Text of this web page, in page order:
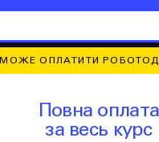
МОЖЕ ОПЛАТИТИ
Повна оплата
за весь курс